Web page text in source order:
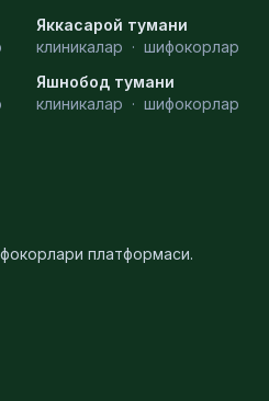
Яккасарой тумани
клиникалар · шифокорлар
Яшнобод тумани
клиникалар · шифокорлар
платформаси.